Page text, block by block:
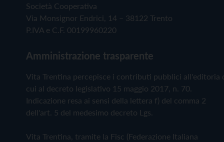
Società Cooperativa
Via Monsignor Endrici, 14 – 38122 Trento
P.IVA e C.F. 00199960220
Amministrazione trasparente
Vita Trentina percepisce i contributi pubblici all'editoria
cui al decreto legislativo 15 maggio 2017, n. 70.
Indicazione resa ai sensi della lettera f) del comma 2
dell'art. 5 del medesimo decreto Lgs.
Vita Trentina, tramite la Fisc (Federazione Italiana